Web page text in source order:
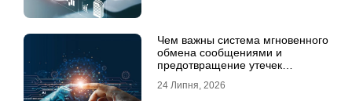
Чем важны система мгновенного
обмена сообщениями и
предотвращение утечек
24 Липня, 2026